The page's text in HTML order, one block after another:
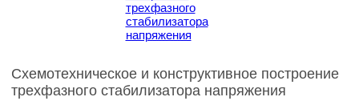
Схемотехническое и конструктивное построение
трехфазного стабилизатора напряжения